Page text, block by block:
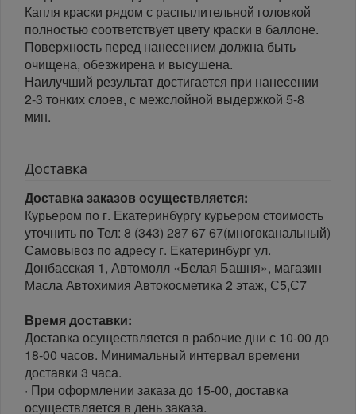
Капля краски рядом с распылительной головкой
полностью соответствует цвету краски в баллоне.
Поверхность перед нанесением должна быть
очищена, обезжирена и высушена.
Наилучший результат достигается при нанесении
2-3 тонких слоев, с межслойной выдержкой 5-8
мин.
Доставка
Доставка заказов осуществляется:
Курьером по г. Екатеринбургу курьером стоимость
уточнить по Тел: 8 (343) 287 67 67(многоканальный)
Самовывоз по адресу г. Екатеринбург ул.
Донбасская 1, Автомолл «Белая Башня», магазин
Масла Автохимия Автокосметика 2 этаж, С5,С7
Время доставки:
Доставка осуществляется в рабочие дни с 10-00 до
18-00 часов. Минимальный интервал времени
доставки 3 часа.
· При оформлении заказа до 15-00, доставка
осуществляется в день заказа.